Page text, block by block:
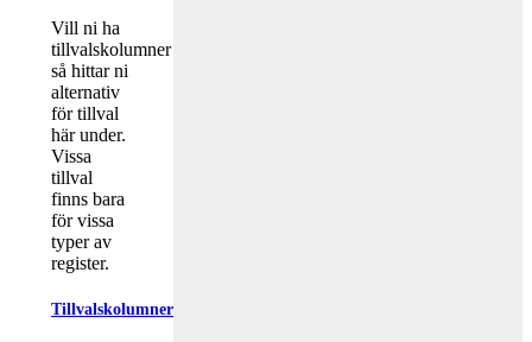
Vill ni ha
tillvalskolumner
så hittar ni
alternativ
för tillval
här under.
Vissa
tillval
finns bara
för vissa
typer av
register.
Tillvalskolumner